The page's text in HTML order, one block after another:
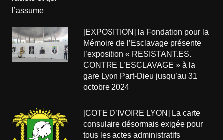
[EXPOSITION] la Fondation pour la
Mémoire de l’Esclavage présente
l’exposition « RESISTANT.ES.
CONTRE L’ESCLAVAGE » à la
gare Lyon Part-Dieu jusqu’au 31
octobre 2024
[COTE D’IVOIRE LYON] La carte
consulaire désormais exigée pour
tous les actes administratifs